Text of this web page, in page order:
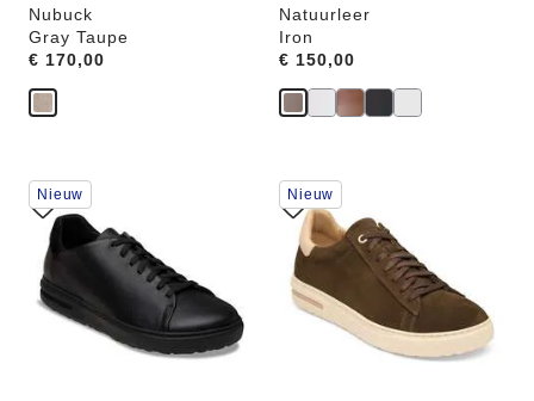
Nubuck
Gray Taupe
Price:
€ 170,00
Natuurleer
Iron
Price:
€ 150,00
Als
je
een
andere
kleur
selecteert,
wordt
productafbeelding
Nieuw
Als
je
een
andere
kleur
selecteert,
wordt
productafbeelding
Nieuw